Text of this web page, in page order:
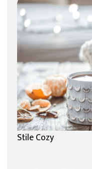
Stile Cozy